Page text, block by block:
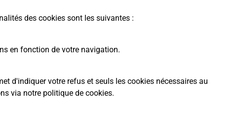
des cookies sont les suivantes :
en fonction de votre navigation.
d'indiquer votre refus et seuls les cookies nécessaires au
via notre politique de cookies.